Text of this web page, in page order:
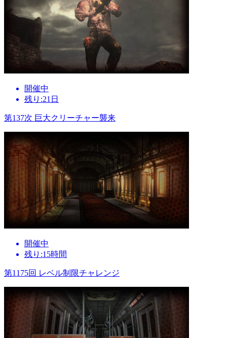
開催中
残り:21日
第137次 巨大クリーチャー襲来
開催中
残り:15時間
第1175回 レベル制限チャレンジ